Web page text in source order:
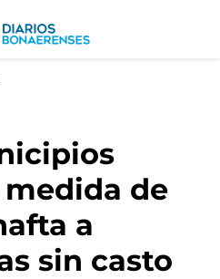
de
a
sin casto